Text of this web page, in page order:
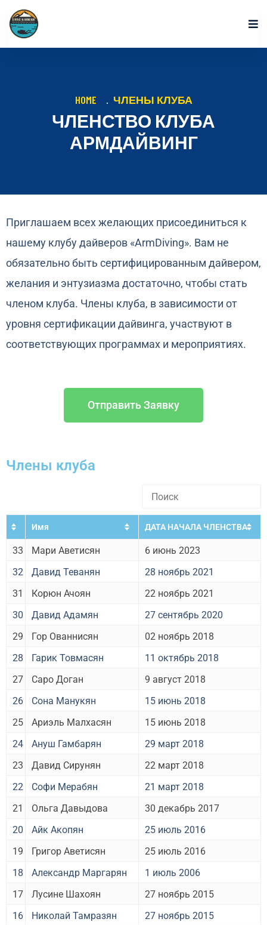
HOME ЧЛЕНЫ КЛУБА
ЧЛЕНСТВО КЛУБА
АРМДАЙВИНГ
Приглашаем всех желающих присоединиться к
нашему клубу дайверов «ArmDiving». Вам не
обязательно быть сертифицированным дайвером,
желания и энтузиазма достаточно, чтобы стать
членом клуба. Члены клуба, в зависимости от
уровня сертификации дайвинга, участвуют в
соответствующих программах и мероприятиях.
Отправить Заявку
Члены клуба
Имя ДАТА НАЧАЛА ЧЛЕНСТВА
33 Мари Аветисян 6 июнь 2023
32
Давид Теванян
28 ноябрь 2021
31
Корюн Ачоян
22 ноябрь 2021
30
Давид Адамян
27 сентябрь 2020
29
Гор Ованнисян
02 ноябрь 2018
28
Гарик Товмасян
11 октябрь 2018
27
Саро Доган
9 август 2018
26
Сона Манукян
15 июнь 2018
25
Ариэль Малхасян
15 июнь 2018
24
Ануш Гамбарян
29 март 2018
23
Давид Сирунян
22 март 2018
22
Софи Мерабян
21 март 2018
21
Ольга Давыдова
30 декабрь 2017
20
Айк Акопян
25 июль 2016
19
Григор Аветисян
25 июль 2016
18
Александр Маргарян
1 июль 2006
17
Лусине Шахоян
27 ноябрь 2015
16
Николай Тамразян
27 ноябрь 2015